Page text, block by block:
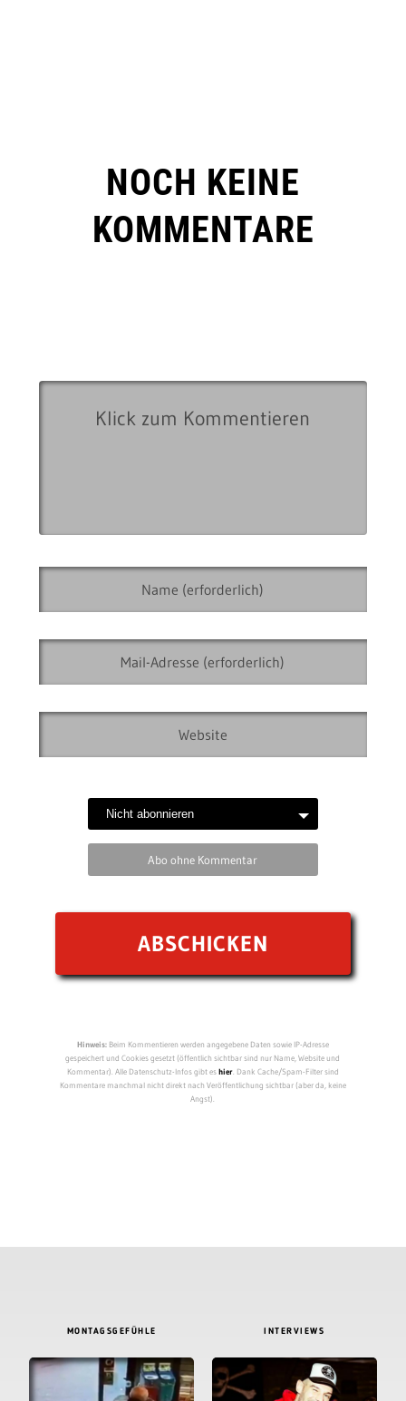
NOCH KEINE
KOMMENTARE
Abo ohne Kommentar
Hinweis:Beim Kommentieren werden angegebene Daten sowie IP-Adresse
gespeichert und Cookies gesetzt (öffentlich sichtbar sind nur Name, Website und
Kommentar). Alle Datenschutz-Infos gibt eshier. Dank Cache/Spam-Filter sind
Kommentare manchmal nicht direkt nach Veröffentlichung sichtbar (aber da, keine
Angst).
MONTAGSGEFÜHLE INTERVIEWS